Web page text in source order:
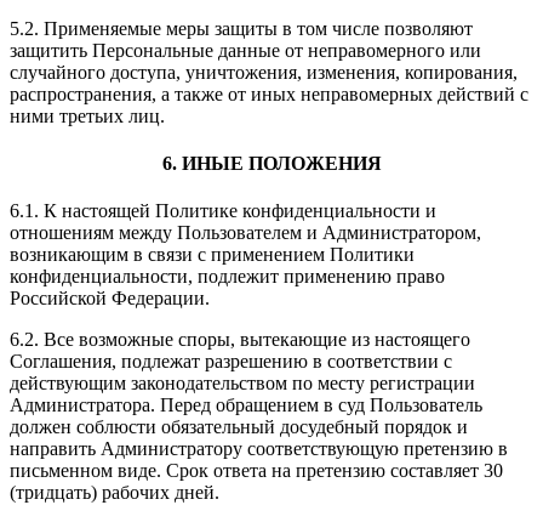
5.2. Применяемые меры защиты в том числе позволяют
защитить Персональные данные от неправомерного или
случайного доступа, уничтожения, изменения, копирования,
распространения, а также от иных неправомерных действий с
ними третьих лиц.
6. ИНЫЕ ПОЛОЖЕНИЯ
6.1. К настоящей Политике конфиденциальности и
отношениям между Пользователем и Администратором,
возникающим в связи с применением Политики
конфиденциальности, подлежит применению право
Российской Федерации.
6.2. Все возможные споры, вытекающие из настоящего
Соглашения, подлежат разрешению в соответствии с
действующим законодательством по месту регистрации
Администратора. Перед обращением в суд Пользователь
должен соблюсти обязательный досудебный порядок и
направить Администратору соответствующую претензию в
письменном виде. Срок ответа на претензию составляет 30
(тридцать) рабочих дней.